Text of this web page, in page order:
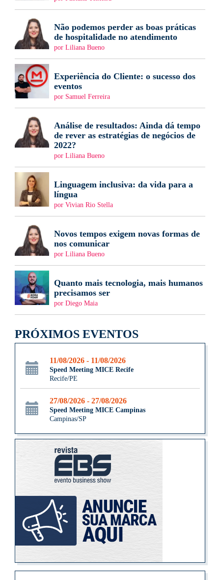
Não podemos perder as boas práticas
de hospitalidade no atendimento
por Liliana Bueno
Experiência do Cliente: o sucesso dos
eventos
por Samuel Ferreira
Análise de resultados: Ainda dá tempo
de rever as estratégias de negócios de
2022?
por Liliana Bueno
Linguagem inclusiva: da vida para a
língua
por Vivian Rio Stella
Novos tempos exigem novas formas de
nos comunicar
por Liliana Bueno
Quanto mais tecnologia, mais humanos
precisamos ser
por Diego Maia
PRÓXIMOS EVENTOS
11/08/2026 - 11/08/2026
Speed Meeting MICE Recife
Recife/PE
27/08/2026 - 27/08/2026
Speed Meeting MICE Campinas
Campinas/SP